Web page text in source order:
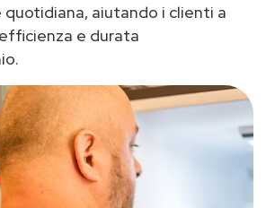
aiutando i clienti a
e durata